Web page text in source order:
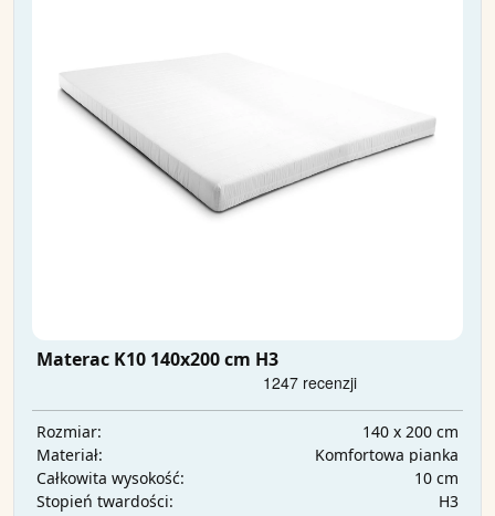
Materac K10 140x200 cm H3
Rozmiar:
140 x 200 cm
Materiał:
Komfortowa pianka
Całkowita wysokość:
10 cm
Stopień twardości:
H3